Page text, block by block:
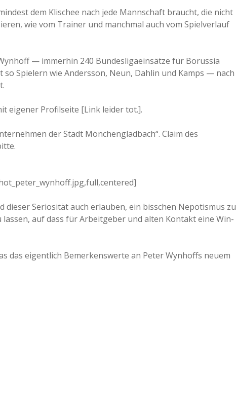
a
a
d
e
dem Klischee nach jede Mannschaft braucht, die nicht
wie vom Trainer und manchmal auch vom Spielverlauf
— immerhin 240 Bundesligaeinsätze für Borussia
Spielern wie Andersson, Neun, Dahlin und Kamps — nach
eigener Profilseite [Link leider tot.].
der Stadt Mönchengladbach“. Claim des
dieser Seriosität auch erlauben, ein bisschen Nepotismus zu
auf dass für Arbeitgeber und alten Kontakt eine Win-
das eigentlich Bemerkenswerte an Peter Wynhoffs neuem